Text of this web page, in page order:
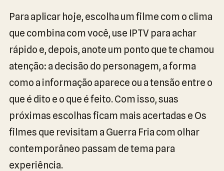
Para aplicar hoje, escolha um filme com o clima
que combina com você, use IPTV para achar
rápido e, depois, anote um ponto que te chamou
atenção: a decisão do personagem, a forma
como a informação aparece ou a tensão entre o
que é dito e o que é feito. Com isso, suas
próximas escolhas ficam mais acertadas e Os
filmes que revisitam a Guerra Fria com olhar
contemporâneo passam de tema para
experiência.